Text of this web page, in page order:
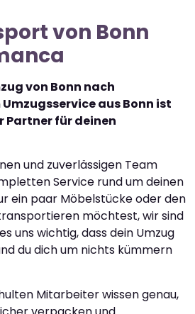
von Bonn
von Bonn nach
aus Bonn ist
Partner für deinen
und zuverlässigen Team
Service rund um deinen
ein paar Möbelstücke oder den
möchtest, wir sind
uns wichtig, dass dein Umzug
du dich um nichts kümmern
Mitarbeiter wissen genau,